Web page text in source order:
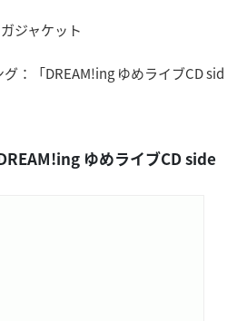
ジャケット
：「DREAM!ing ゆめライブCD sid
ゆめライブCD side